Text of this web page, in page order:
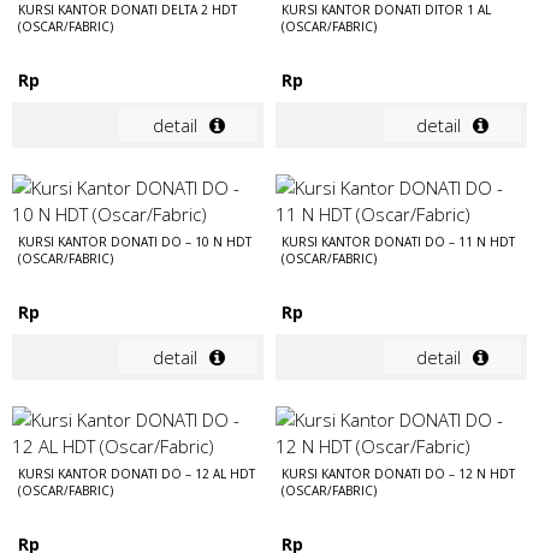
KURSI KANTOR DONATI DELTA 2 HDT
(OSCAR/FABRIC)
Rp
detail
KURSI KANTOR DONATI DITOR 1 AL
(OSCAR/FABRIC)
Rp
detail
KURSI KANTOR DONATI DO – 10 N HDT
(OSCAR/FABRIC)
Rp
detail
KURSI KANTOR DONATI DO – 11 N HDT
(OSCAR/FABRIC)
Rp
detail
KURSI KANTOR DONATI DO – 12 AL HDT
(OSCAR/FABRIC)
Rp
KURSI KANTOR DONATI DO – 12 N HDT
(OSCAR/FABRIC)
Rp